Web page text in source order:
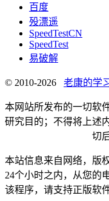
百度
殁漂遥
SpeedTestCN
SpeedTest
易破解
© 2010-2026 老康的学
本网站所发布的一切软
研究目的；不得将上述
切
本站信息来自网络，版
24个小时之内，从您的
该程序，请支持正版软